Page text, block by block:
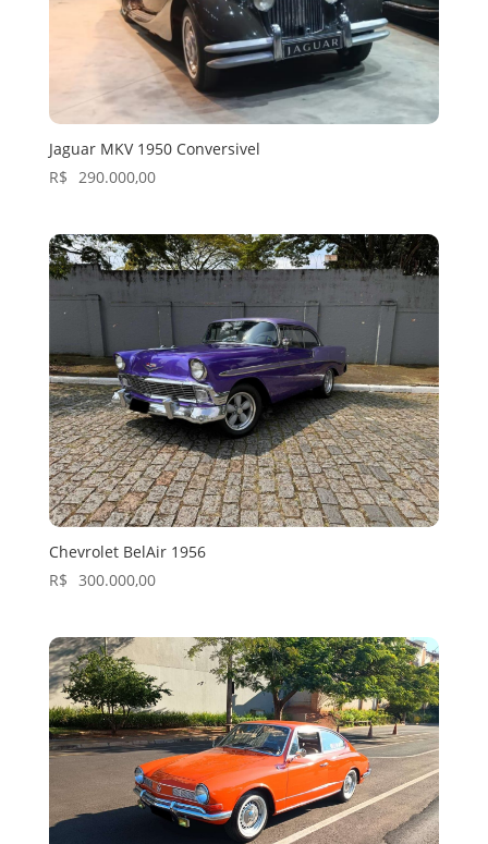
Jaguar MKV 1950 Conversivel
R$ 290.000,00
Chevrolet BelAir 1956
R$ 300.000,00